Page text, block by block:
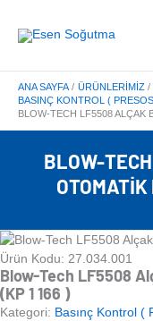
atla
ANA SAYFA ÜRÜNLERIMIZ
BASINÇ KONTROL (
BLOW-TECH LF5508 ALÇAK
BLOW-
OTOMATIK
Ürün Kodu: 27.034.001
Blow-Tech LF5508
(KP 1 166 )
Kategori: Basınç Kontrol (